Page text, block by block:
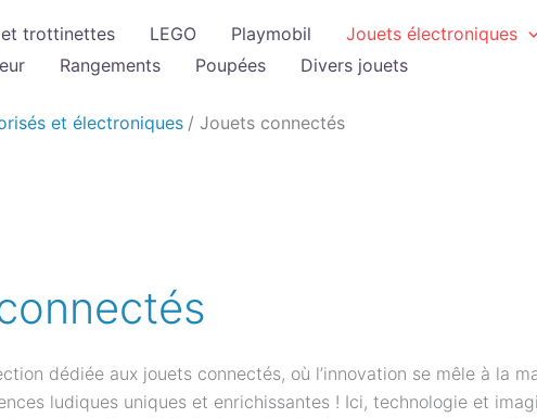
trottinettes LEGO Playmobil Jouets électroniques
Rangements Poupées Divers jouets
et électroniques Jouets connectés
dédiée aux jouets connectés, où l’innovation se mêle à la
ludiques uniques et enrichissantes ! Ici, technologie et